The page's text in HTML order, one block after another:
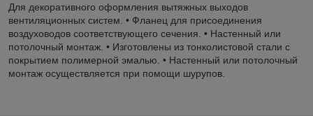
Для декоративного оформления вытяжных выходов
вентиляционных систем. • Фланец для присоединения
воздуховодов соответствующего сечения. • Настенный или
потолочный монтаж. • Изготовлены из тонколистовой стали с
покрытием полимерной эмалью. • Настенный или потолочный
монтаж осуществляется при помощи шурупов.